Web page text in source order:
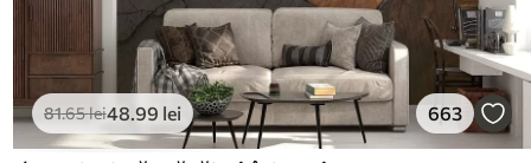
81.65lei48 .99 lei 663